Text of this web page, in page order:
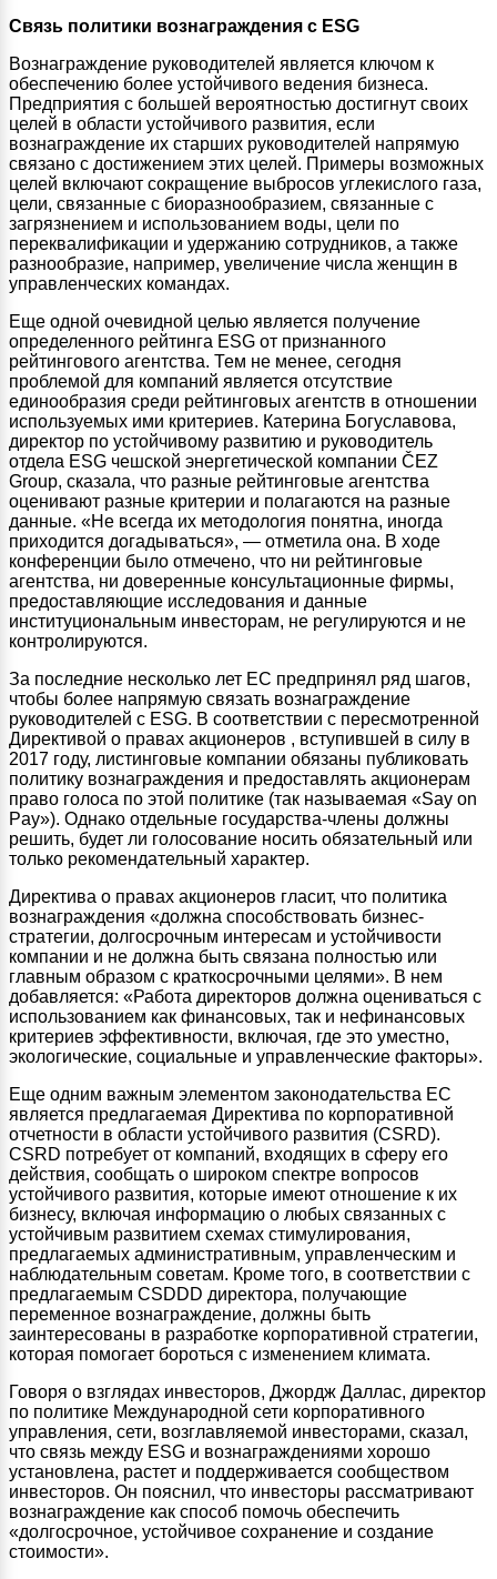
Связь политики вознаграждения с ESG
Вознаграждение руководителей является ключом к
обеспечению более устойчивого ведения бизнеса.
Предприятия с большей вероятностью достигнут своих
целей в области устойчивого развития, если
вознаграждение их старших руководителей напрямую
связано с достижением этих целей. Примеры возможных
целей включают сокращение выбросов углекислого газа,
цели, связанные с биоразнообразием, связанные с
загрязнением и использованием воды, цели по
переквалификации и удержанию сотрудников, а также
разнообразие, например, увеличение числа женщин в
управленческих командах.
Еще одной очевидной целью является получение
определенного рейтинга ESG от признанного
рейтингового агентства. Тем не менее, сегодня
проблемой для компаний является отсутствие
единообразия среди рейтинговых агентств в отношении
используемых ими критериев. Катерина Богуславова,
директор по устойчивому развитию и руководитель
отдела ESG чешской энергетической компании ČEZ
Group, сказала, что разные рейтинговые агентства
оценивают разные критерии и полагаются на разные
данные. «Не всегда их методология понятна, иногда
приходится догадываться», — отметила она. В ходе
конференции было отмечено, что ни рейтинговые
агентства, ни доверенные консультационные фирмы,
предоставляющие исследования и данные
институциональным инвесторам, не регулируются и не
контролируются.
За последние несколько лет ЕС предпринял ряд шагов,
чтобы более напрямую связать вознаграждение
руководителей с ESG. В соответствии с пересмотренной
Директивой о правах акционеров , вступившей в силу в
2017 году, листинговые компании обязаны публиковать
политику вознаграждения и предоставлять акционерам
право голоса по этой политике (так называемая «Say on
Pay»). Однако отдельные государства-члены должны
решить, будет ли голосование носить обязательный или
только рекомендательный характер.
Директива о правах акционеров гласит, что политика
вознаграждения «должна способствовать бизнес-
стратегии, долгосрочным интересам и устойчивости
компании и не должна быть связана полностью или
главным образом с краткосрочными целями». В нем
добавляется: «Работа директоров должна оцениваться с
использованием как финансовых, так и нефинансовых
критериев эффективности, включая, где это уместно,
экологические, социальные и управленческие факторы».
Еще одним важным элементом законодательства ЕС
является предлагаемая Директива по корпоративной
отчетности в области устойчивого развития (CSRD).
CSRD потребует от компаний, входящих в сферу его
действия, сообщать о широком спектре вопросов
устойчивого развития, которые имеют отношение к их
бизнесу, включая информацию о любых связанных с
устойчивым развитием схемах стимулирования,
предлагаемых административным, управленческим и
наблюдательным советам. Кроме того, в соответствии с
предлагаемым CSDDD директора, получающие
переменное вознаграждение, должны быть
заинтересованы в разработке корпоративной стратегии,
которая помогает бороться с изменением климата.
Говоря о взглядах инвесторов, Джордж Даллас, директор
по политике Международной сети корпоративного
управления, сети, возглавляемой инвесторами, сказал,
что связь между ESG и вознаграждениями хорошо
установлена, растет и поддерживается сообществом
инвесторов. Он пояснил, что инвесторы рассматривают
вознаграждение как способ помочь обеспечить
«долгосрочное, устойчивое сохранение и создание
стоимости».